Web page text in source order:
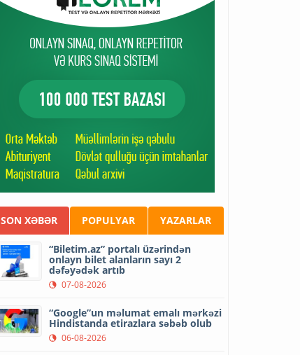
SON XƏBƏR POPULYAR YAZARLAR
“Biletim.az” portalı üzərindən
onlayn bilet alanların sayı 2
dəfəyədək artıb
07-08-2026
“Google”un məlumat emalı mərkəzi
Hindistanda etirazlara səbəb olub
06-08-2026